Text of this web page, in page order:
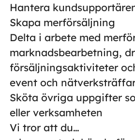
Hantera
Skapa merförsäljning
Delta i arbete med
marknadsbearbetning,
försäljningsaktiviteter
event och
Sköta övriga uppgifter
eller verksamheten
Vi tror att du…